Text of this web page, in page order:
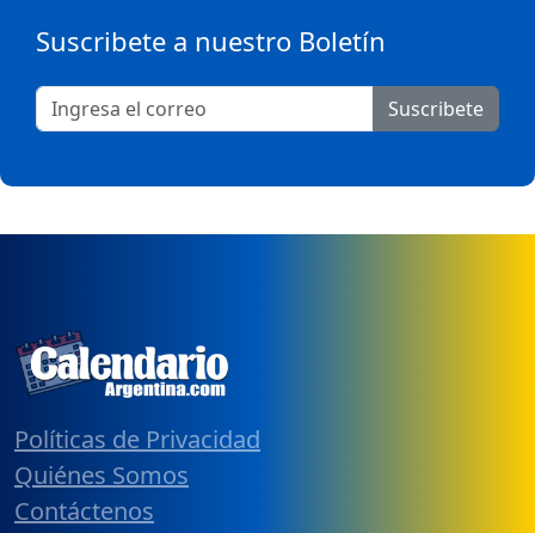
Suscribete a nuestro Boletín
Suscribete
Políticas de Privacidad
Quiénes Somos
Contáctenos